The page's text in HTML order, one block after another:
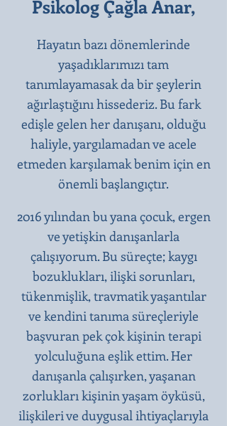
Psikolog Çağla Anar,
Hayatın bazı dönemlerinde
yaşadıklarımızı tam
tanımlayamasak da bir şeylerin
ağırlaştığını hissederiz. Bu fark
edişle gelen her danışanı, olduğu
haliyle, yargılamadan ve acele
etmeden karşılamak benim için en
önemli başlangıçtır.​
2016 yılından bu yana çocuk, ergen
ve yetişkin danışanlarla
çalışıyorum. Bu süreçte; kaygı
bozuklukları, ilişki sorunları,
tükenmişlik, travmatik yaşantılar
ve kendini tanıma süreçleriyle
başvuran pek çok kişinin terapi
yolculuğuna eşlik ettim. Her
danışanla çalışırken, yaşanan
zorlukları kişinin yaşam öyküsü,
ilişkileri ve duygusal ihtiyaçlarıyla